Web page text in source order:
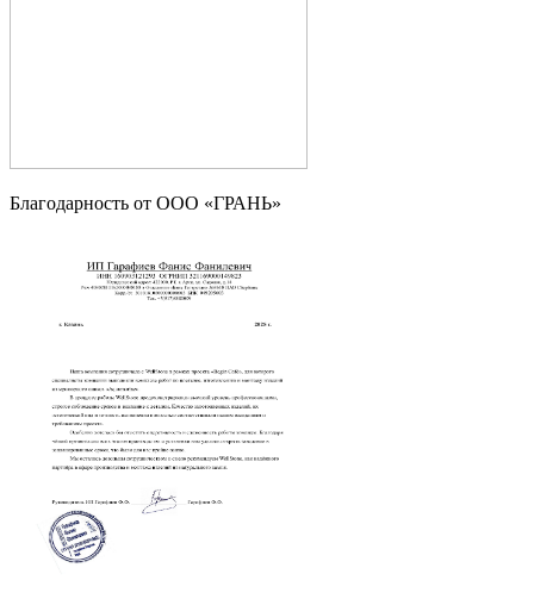
Благодарность от OOO «ГРАНЬ»